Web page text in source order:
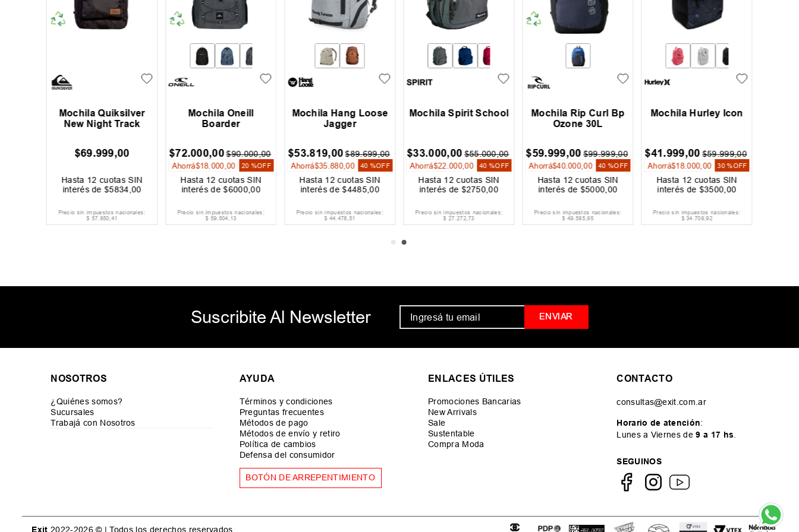
Mochila Quiksilver
New Night Track
$69.999,00
Hasta 12 cuotas SIN
interés de$5834 ,00
Precio sin impuestos nacionales:
$ 57.850,41
Mochila Oneill
Boarder
$72.000,00 $90.000,00
Ahorrá$18.000 ,00 20 %OFF
Hasta 12 cuotas SIN
interés de$6000 ,00
Precio sin impuestos nacionales:
$ 59.504,13
Mochila Hang Loose
Jagger
$53.819,00 $89.699,00
Ahorrá$35 .880,00 40 %OFF
Hasta 12 cuotas SIN
interés de$4485 ,00
Precio sin impuestos nacionales:
$ 44.478,51
Mochila Spirit School
$33.000,00 $55.000,00
Ahorrá$22 .000,00 40 %OFF
Hasta 12 cuotas SIN
interés de $2750 ,00
Precio sin impuestos nacionales:
$ 27.272,73
Mochila Rip Curl Bp
Ozone 30L
$59.999,00 $99.999,00
Ahorrá$40.000,00 40 %OFF
Hasta 12 cuotas SIN
interés de$5000 00
Precio sin impuestos nacionales:
$ 49.585,95
Mochila Hurley Icon
$41.999,00 $59.999,00
Ahorrá$18.000, 00 30 %OFF
Hasta 12 cuotas SIN
interés de$3500 ,00
Precio sin impuestos nacionales:
$ 34.709,92
Suscribite Al Newsletter ENVIAR
NOSOTROS
¿Quiénes somos?
Sucursales
Trabajá con Nosotros
AYUDA
Términos y condiciones
Preguntas frecuentes
Métodos de pago
Métodos de envío y retiro
Política de cambios
Defensa del consumidor
BOTÓN DE ARREPENTIMIENTO
ENLACES ÚTILES
Promociones Bancarias
New Arrivals
Sale
Sustentable
Compra Moda
CONTACTO
consultas@exit.com.ar
Horario de atención:
Lunes a Viernes de9 a 17 hs
SEGUINOS
Exit 2022-2026 © | Todos los derechos reservados